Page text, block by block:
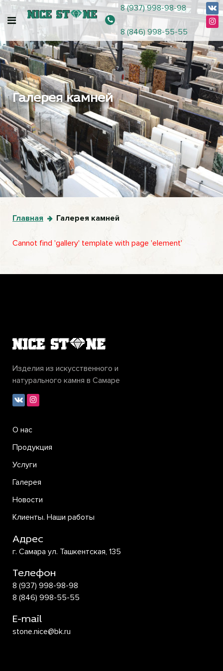
8 (937) 998-98-98
8 (846) 998-55-55
Галерея камней
Главная Галерея камней
Cannot find 'gallery' template with page 'element'
Изделия из искусственного и
натурального камня в Самаре
О нас
Продукция
Услуги
Галерея
Новости
Клиенты. Наши работы
Адрес
г. Самара ул. Ташкентская, 135
Телефон
8 (937) 998-98-98
8 (846) 998-55-55
E-mail
stone.nice@bk.ru